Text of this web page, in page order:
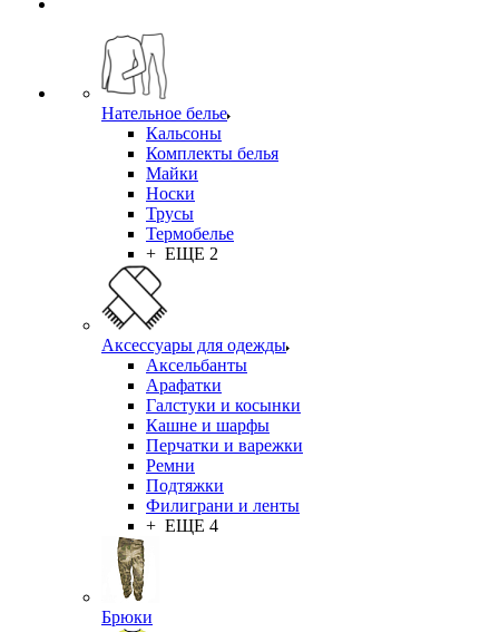
Нательное белье
Кальсоны
Комплекты белья
Майки
Носки
Трусы
Термобелье
+ ЕЩЕ 2
Аксессуары для одежды
Аксельбанты
Арафатки
Галстуки и косынки
Кашне и шарфы
Перчатки и варежки
Ремни
Подтяжки
Филиграни и ленты
+ ЕЩЕ 4
Брюки